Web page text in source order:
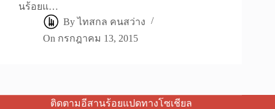
นร้อยแ…
By ไทสกล คนสว่าง
On กรกฎาคม 13, 2015
ติดตามอีสานร้อยแปดทางโซเชียล